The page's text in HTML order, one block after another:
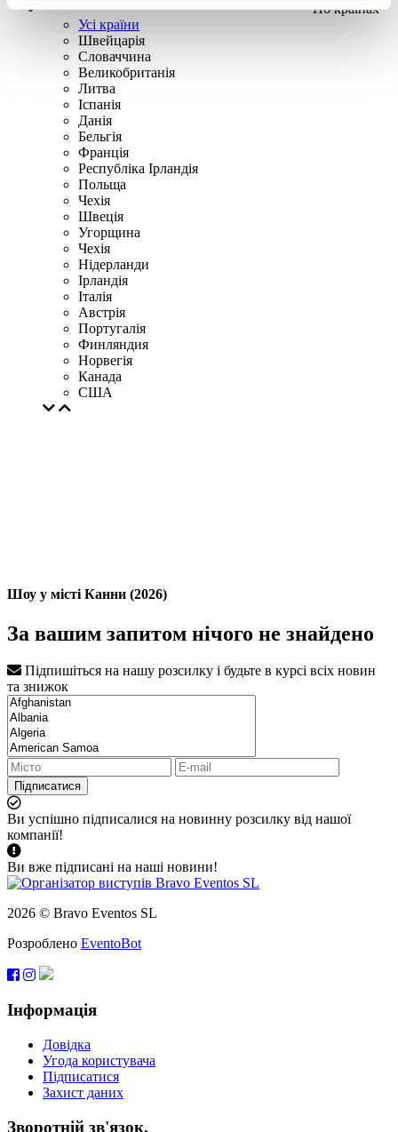
По країнах
Усі країни
Швейцарія
Словаччина
Великобританія
Литва
Іспанія
Данія
Бельгія
Франція
Республіка Ірландія
Польща
Чехія
Швецiя
Угорщина
Чехія
Нідерланди
Iрландія
Iталiя
Австрія
Португалія
Финляндия
Норвегія
Канада
США
Шоу у місті Канни (2026)
За вашим запитом нічого не знайдено
Підпишіться на нашу розсилку і будьте в курсі всіх новин
та знижок
Підписатися
Ви успішно підписалися на новинну розсилку від нашої
компанії!
Ви вже підписані на наші новини!
2026 © Bravo Eventos SL
Розроблено EventoBot
Інформація
Довідка
Угода користувача
Підписатися
Захист даних
Зворотній зв'язок.